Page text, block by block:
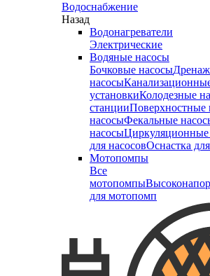
Водоснабжение
Назад
Водонагреватели
Электрические
Водяные насосы
Бочковые насосы
насосы
установкиКолодезные
станцииПоверхностные
насосыФекальные
насосыЦиркуляционные
для насосовОснастка
Мотопомпы
Все
мотопомпы
для мотопомп